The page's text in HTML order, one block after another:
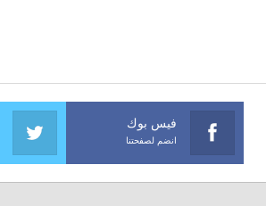
فيس بوك
انضم لصفحتنا